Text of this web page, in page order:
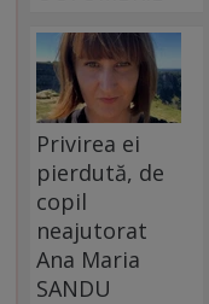
Privirea ei
pierdută, de
copil
neajutorat
Ana Maria
SANDU